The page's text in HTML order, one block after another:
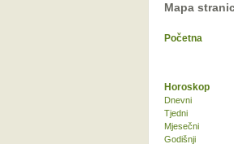
Mapa
Početna
Horoskop
Dnevni
Tjedni
Mjesečni
Godišnji